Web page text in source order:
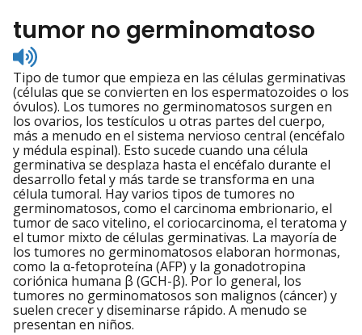
tumor no germinomatoso
Listen
to
pronunciation
Tipo de tumor que empieza en las células germinativas
(células que se convierten en los espermatozoides o los
óvulos). Los tumores no germinomatosos surgen en
los ovarios, los testículos u otras partes del cuerpo,
más a menudo en el sistema nervioso central (encéfalo
y médula espinal). Esto sucede cuando una célula
germinativa se desplaza hasta el encéfalo durante el
desarrollo fetal y más tarde se transforma en una
célula tumoral. Hay varios tipos de tumores no
germinomatosos, como el carcinoma embrionario, el
tumor de saco vitelino, el coriocarcinoma, el teratoma y
el tumor mixto de células germinativas. La mayoría de
los tumores no germinomatosos elaboran hormonas,
como la α-fetoproteína (AFP) y la gonadotropina
coriónica humana β (GCH-β). Por lo general, los
tumores no germinomatosos son malignos (cáncer) y
suelen crecer y diseminarse rápido. A menudo se
presentan en niños.